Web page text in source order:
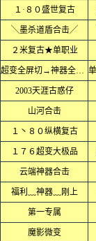
１·８０盛世复古
╲墨杀道盾合击╱
２米复古★单职业
超变全屏切→神器全屏乱炸
2003天涯古惑仔
山河合击
１丶８０纵横复古
１７６超变大极品
云端神器合击
福利﹏神器﹏刚上
第一专属
魔影微变